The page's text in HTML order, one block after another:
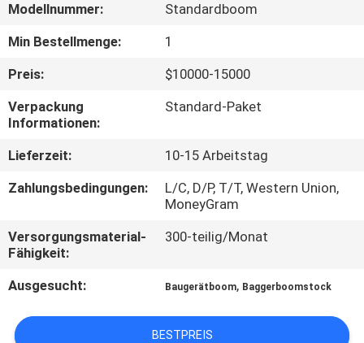
ÜBER
UNS
WERKSBESICHTIGUNG
QUALITÄTSKONTROLLE
BITTE UM
EIN
ANGEBOT
Modellnummer:
Standardboom
Min Bestellmenge:
1
Preis:
$10000-15000
Verpackung
Informationen:
Standard-Paket
Lieferzeit:
10-15 Arbeitstag
Zahlungsbedingungen:
L/C, D/P, T/T, Western Union,
MoneyGram
Versorgungsmaterial-
Fähigkeit:
300-teilig/Monat
Ausgesucht: Baugerätboom, Baggerboomstock
BESTPREIS